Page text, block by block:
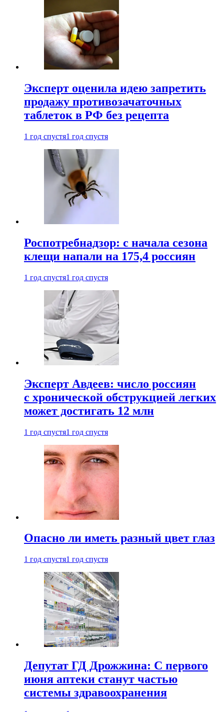
Эксперт оценила идею запретить
продажу противозачаточных
таблеток в РФ без рецепта
1 год спустя1 год спустя
Роспотребнадзор: с начала сезона
клещи напали на 175,4 россиян
1 год спустя1 год спустя
Эксперт Авдеев: число россиян
с хронической обструкцией легких
может достигать 12 млн
1 год спустя1 год спустя
Опасно ли иметь разный цвет глаз
1 год спустя1 год спустя
Депутат ГД Дрожжина: С первого
июня аптеки станут частью
системы здравоохранения